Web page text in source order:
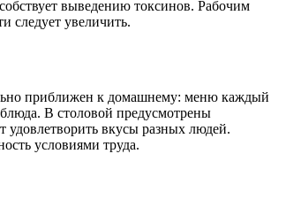
выведению токсинов. Рабочим
следует увеличить.
приближен к домашнему: меню каждый
В столовой предусмотрены
вкусы разных людей.
условиями труда.